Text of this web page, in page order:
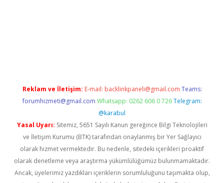
Reklam ve İletişim: E-mail: backlinkpaneli@gmail.com Teams:
forumhizmeti@gmail.com Whatsapp: 0262 606 0 726 Telegram:
@karabul
Yasal Uyarı: Sitemiz, 5651 Sayılı Kanun gereğince Bilgi Teknolojileri
ve İletişim Kurumu (BTK) tarafından onaylanmış bir Yer Sağlayıcı
olarak hizmet vermektedir. Bu nedenle, sitedeki içerikleri proaktif
olarak denetleme veya araştırma yükümlülüğümüz bulunmamaktadır.
Ancak, üyelerimiz yazdıkları içeriklerin sorumluluğunu taşımakta olup,